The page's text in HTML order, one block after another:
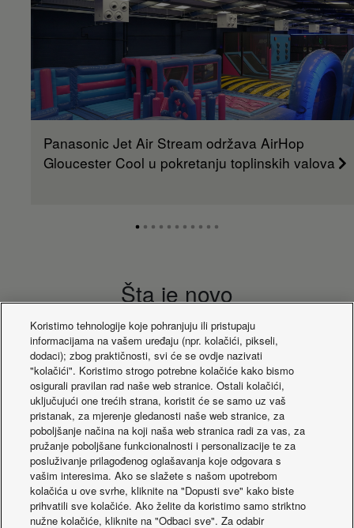
Panasonic Jet Air Stream održava AirHop
Gloucester Cool u pokretanju toplinskih valova
Šta je novo
Solutions for
Solutions for
Koristimo tehnologije koje pohranjuju ili pristupaju
informacijama na vašem uređaju (npr. kolačići, pikseli,
dodaci); zbog praktičnosti, svi će se ovdje nazivati
"kolačići". Koristimo strogo potrebne kolačiće kako bismo
osigurali pravilan rad naše web stranice. Ostali kolačići,
uključujući one trećih strana, koristit će se samo uz vaš
pristanak, za mjerenje gledanosti naše web stranice, za
poboljšanje načina na koji naša web stranica radi za vas, za
pružanje poboljšane funkcionalnosti i personalizacije te za
posluživanje prilagođenog oglašavanja koje odgovara s
vašim interesima. Ako se slažete s našom upotrebom
kolačića u ove svrhe, kliknite na "Dopusti sve" kako biste
prihvatili sve kolačiće. Ako želite da koristimo samo striktno
nužne kolačiće, kliknite na "Odbaci sve". Za odabir